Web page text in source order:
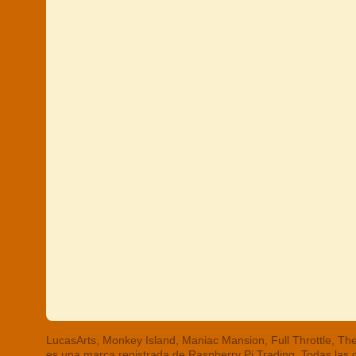
LucasArts, Monkey Island, Maniac Mansion, Full Throttle,